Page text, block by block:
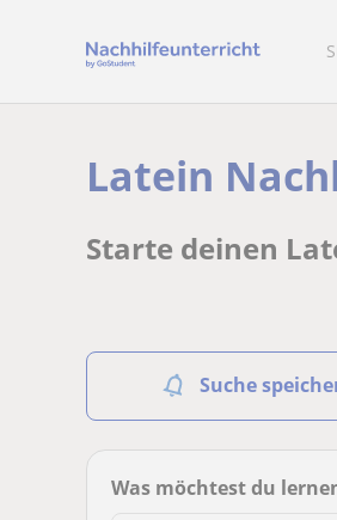
Latein
Starte deinen
Suche
Was möchtest du